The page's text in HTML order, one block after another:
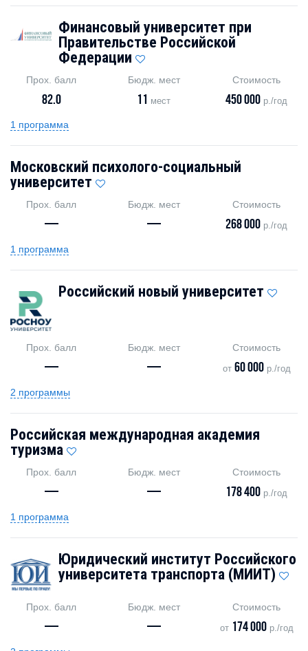
Финансовый университет при
Правительстве Российской
Федерации
Прох. балл
82.0
Бюдж. мест
11 мест
Стоимость
450 000 р./год
1 программа
Московский психолого-социальный
университет
Прох. балл
—
Бюдж. мест
—
Стоимость
268 000 р./год
1 программа
Российский новый университет
Прох. балл
—
Бюдж. мест
—
Стоимость
от 60 000р./год
2 программы
Российская международная академия
туризма
Прох. балл
—
Бюдж. мест
—
Стоимость
178 400 р./год
1 программа
Юридический институт Российского
университета транспорта (МИИТ)
Прох. балл
—
Бюдж. мест
—
Стоимость
от 174 000р./год